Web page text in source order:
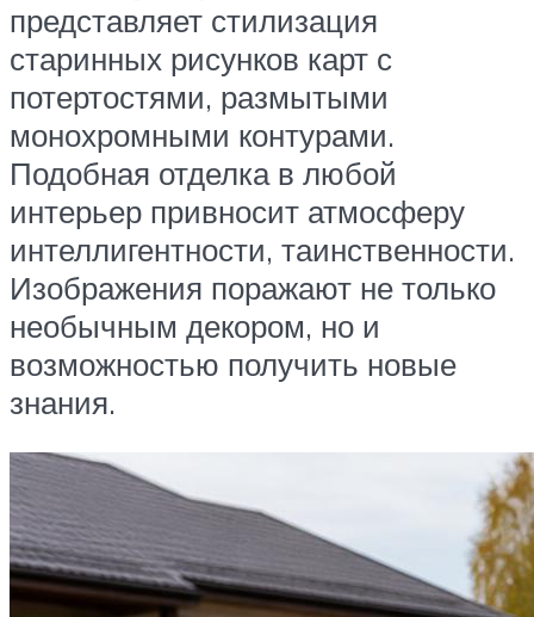
представляет стилизация
старинных рисунков карт с
потертостями, размытыми
монохромными контурами.
Подобная отделка в любой
интерьер привносит атмосферу
интеллигентности, таинственности.
Изображения поражают не только
необычным декором, но и
возможностью получить новые
знания.